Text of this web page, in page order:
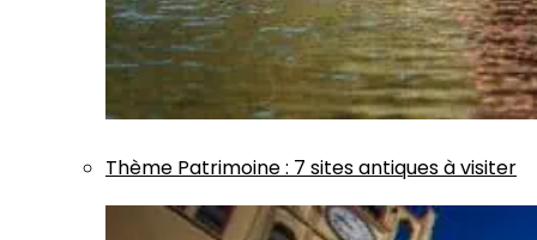
Thème Patrimoine: 7 sites antiques à visiter